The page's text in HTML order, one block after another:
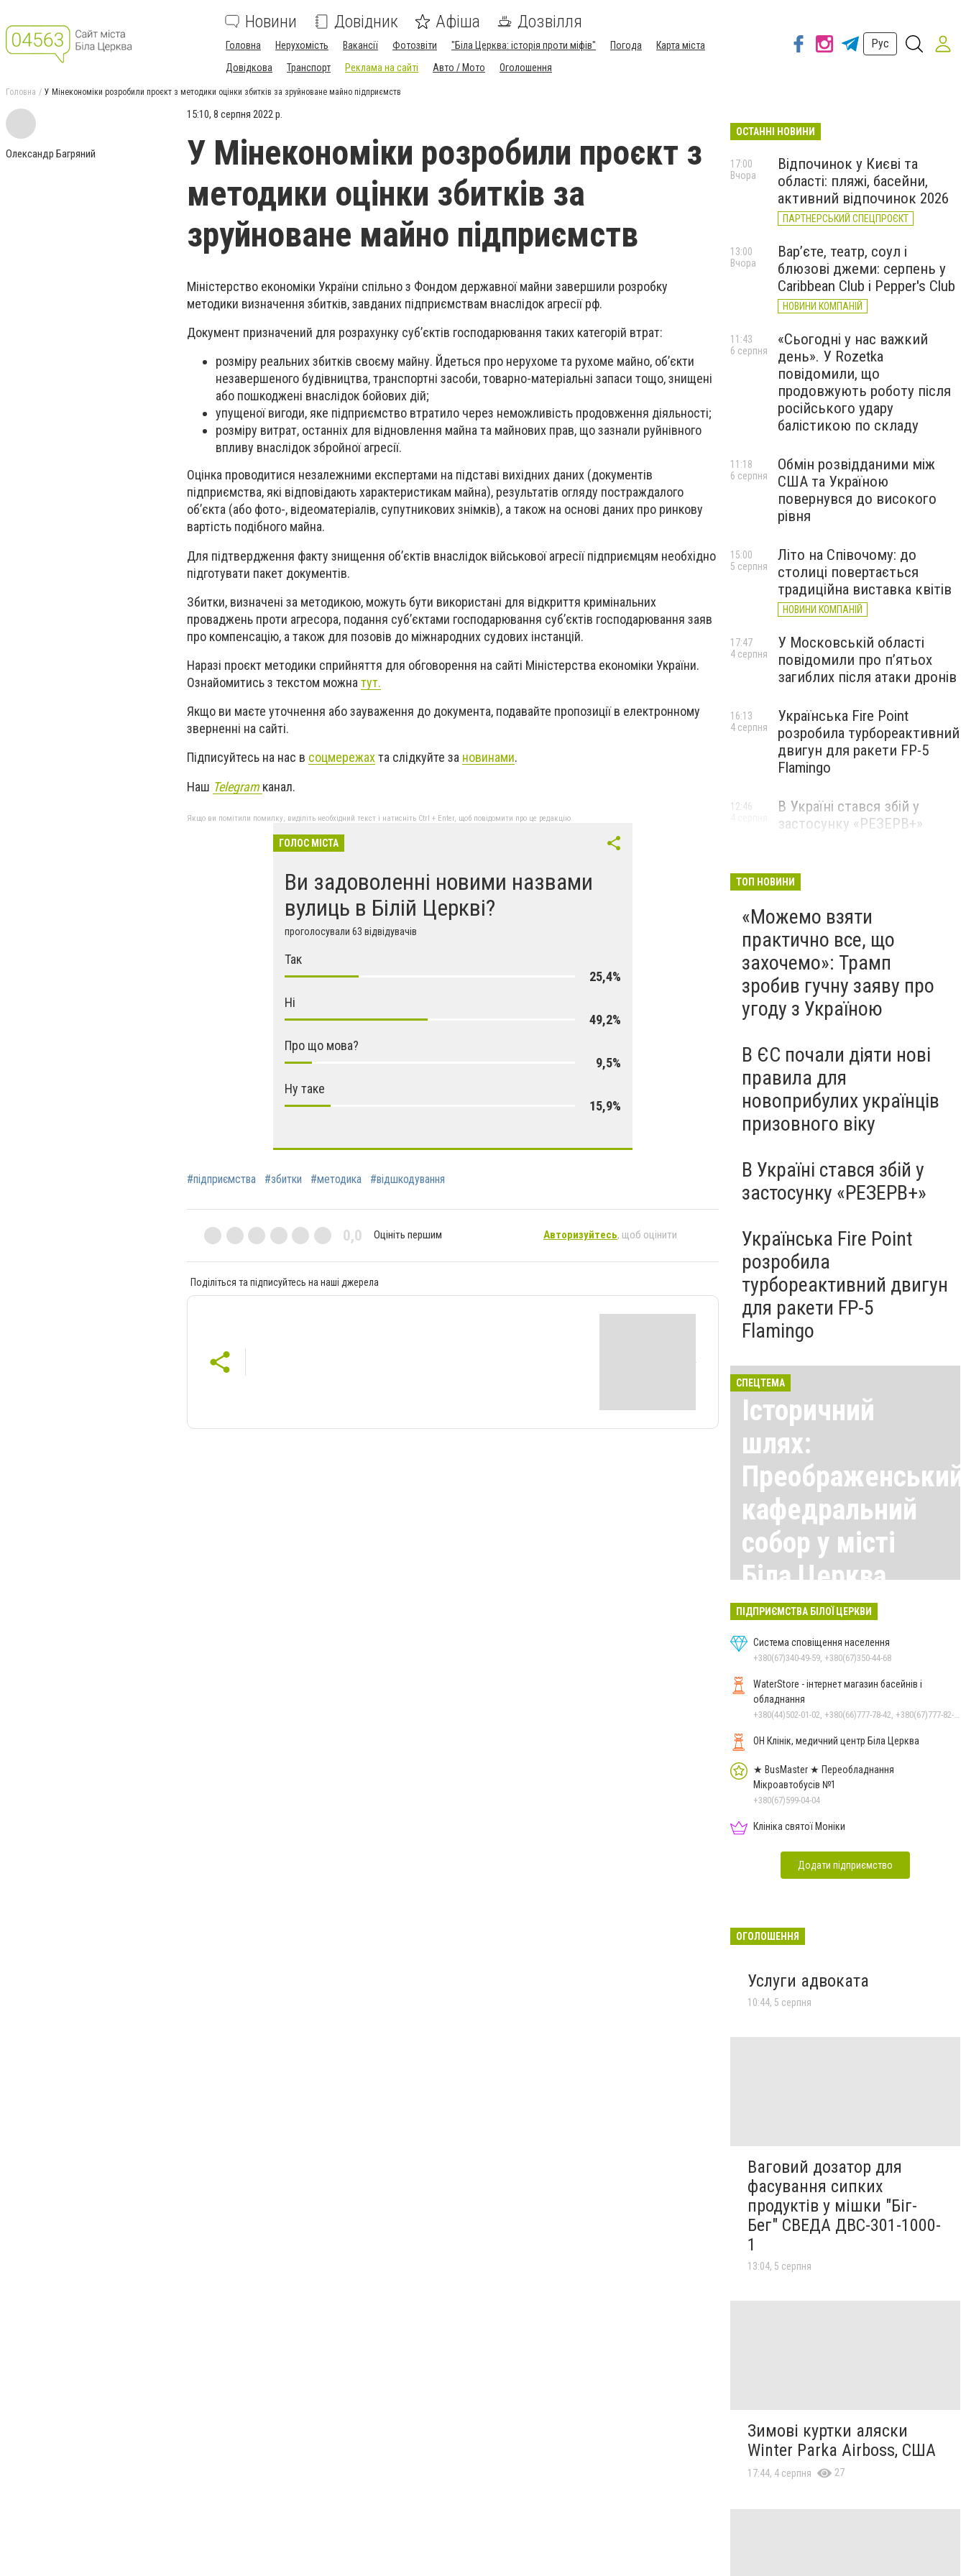
Новини Довідник Афіша Дозвілля
Головна Нерухомість Вакансії Фотозвіти "Біла Церква: історія проти міфів" Погода
Карта міста
Довідкова
Транспорт Реклама на сайті Авто / Мото Оголошення
Рус
Головна У Мінекономіки розробили проєкт з методики оцінки збитків за зруйноване майно підприємств
Олександр Багряний
15:10, 8 серпня 2022 р.
У Мінекономіки розробили проєкт з
методики оцінки збитків за
зруйноване майно підприємств
Міністерство економіки України спільно з Фондом державної майни завершили розробку
методики визначення збитків, завданих підприємствам внаслідок агресіїрф.
Документ призначений для розрахунку суб’єктів господарювання таких категорій втрат:
розміру реальних збитків своєму майну. Йдеться про нерухоме та рухоме майно, об’єкти
незавершеного будівництва, транспортні засоби, товарно-матеріальні запаси тощо, знищені
або пошкоджені внаслідок бойових дій;
упущеної вигоди, яке підприємство втратило через неможливість продовження діяльності;
розміру витрат, останніх для відновлення майна та майнових прав, що зазнали руйнівного
впливу внаслідок збройної агресії.
Оцінка проводитися незалежними експертами на підставі вихідних даних (документів
підприємства, які відповідають характеристикам майна), результатів огляду постраждалого
об’єкта (або фото-, відеоматеріалів, супутникових знімків), а також на основі даних про ринкову
вартість подібного майна.
Для підтвердження факту знищення об’єктів внаслідок військової агресії підприємцям необхідно
підготувати пакет документів.
Збитки, визначені за методикою, можуть бути використані для відкриття кримінальних
проваджень проти агресора, подання суб’єктами господарювання суб’єктів господарювання заяв
про компенсацію, а також для позовів до міжнародних судових інстанцій.
Наразі проєкт методики сприйняття для обговорення на сайті Міністерства економіки України.
Ознайомитись з текстом можна тут.
Якщо ви маєте уточнення або зауваження до документа, подавайте пропозиції в електронному
зверненні на сайті.
Підписуйтесь на нас в соцмережахта слідкуйте за новинами.
Наш Telegram канал.
Якщо ви помітили помилку, виділіть необхідний текст і натисніть Ctrl + Enter, щоб повідомити про це редакцію
ГОЛОС МІСТА
Ви задоволенні новими назвами
вулиць в Білій Церкві?
проголосували 63 відвідувачів
Так
25,4%
Ні
49,2%
Про що мова?
9,5%
Ну таке
15,9%
#підприємства #збитки #методика #відшкодування
0,0 Оцініть першим Авторизуйтесь, щоб оцінити
Поділіться та підписуйтесь на наші джерела
ОСТАННІ НОВИНИ
Відпочинок у Києві та
області: пляжі, басейни,
активний відпочинок 2026
ПАРТНЕРСЬКИЙ СПЕЦПРОЄКТ
17:00
Вчора
Вар’єте, театр, соул і
блюзові джеми: серпень у
Caribbean Club і Pepper's Club
НОВИНИ КОМПАНІЙ
13:00
Вчора
«Сьогодні у нас важкий
день». У Rozetka
повідомили, що
продовжують роботу після
російського удару
балістикою по складу
11:43
6 серпня
Обмін розвідданими між
США та Україною
повернувся до високого
рівня
11:18
6 серпня
Літо на Співочому: до
столиці повертається
традиційна виставка квітів
НОВИНИ КОМПАНІЙ
15:00
5 серпня
У Московській області
повідомили про п’ятьох
загиблих після атаки дронів
17:47
4 серпня
Українська Fire Point
розробила турбореактивний
двигун для ракети FP-5
Flamingo
16:13
4 серпня
В Україні стався збій у
застосунку «РЕЗЕРВ+»
12:46
ТОП НОВИНИ
«Можемо взяти
практично все, що
захочемо»: Трамп
зробив гучну заяву про
угоду з Україною
В ЄС почали діяти нові
правила для
новоприбулих українців
призовного віку
В Україні стався збій у
застосунку «РЕЗЕРВ+»
Українська Fire Point
розробила
турбореактивний двигун
для ракети FP-5
Flamingo
СПЕЦТЕМА
Історичний
шлях:
Преображенський
кафедральний
собор у місті
Біла Церква
Всі матеріали тут
ПІДПРИЄМСТВА БІЛОЇ ЦЕРКВИ
Система сповіщення населення
+380(67)340-49-59, +380(67)350-44-68
WaterStore - інтернет магазин басейнів і
обладнання
ОН Клінік, медичний центр Біла Церква
★ BusMaster ★ Переобладнання
Мікроавтобусів №1
+380(67)599-04-04
Клініка святої Моніки
Додати підприємство
ОГОЛОШЕННЯ
Услуги адвоката
10:44, 5 серпня
Ваговий дозатор для
фасування сипких
продуктів у мішки "Біг-
Бег" СВЕДА ДВС-301-1000-
1
13:04, 5 серпня
Зимові куртки аляски
Winter Parka Airboss, США
17:44, 4 серпня 27